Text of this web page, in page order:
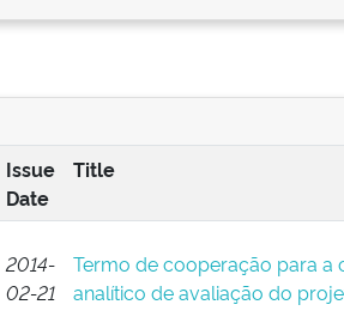
Issue
Date
Title
2014-
02-21
Termo de cooperação para
analítico de avaliação do